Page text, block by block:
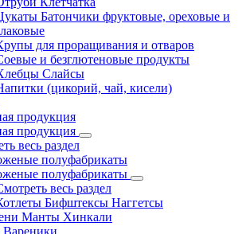
Батончики фруктовые, ореховые и
для проращивания и отваров
и безглютеновые продукты
Слайсы
(цикорий, чай, кисели)
продукция
продукция
весь раздел
полуфабрикаты
полуфабрикаты
весь раздел
Бифштексы Наггетсы
Манты Хинкали